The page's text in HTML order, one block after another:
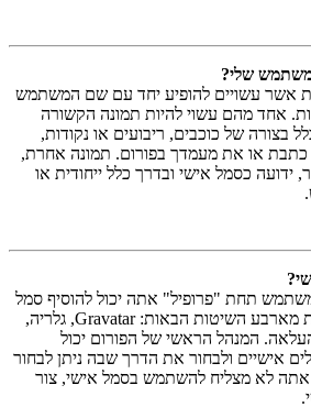
שלי?
אשר עשויים להופיע יחד עם שם המשתמש
אחד מהם עשוי להיות תמונה הקשורה
בצורה של כוכבים, ריבועים או נקודות,
כתבת או את מעמדך בפורום. תמונה אחרת,
ידועה כסמל אישי ובדרך כלל ייחודית או
תחת "פרופיל" אתה יכול להוסיף סמל
אישי באמצעות אחת מארבע השיטות הבאות: Gravatar, גלריה,
המנהל הראשי של הפורום יכול
אישיים ולבחור את הדרך שבה ניתן לבחור
לא מצליח להשתמש בסמל אישי, צור